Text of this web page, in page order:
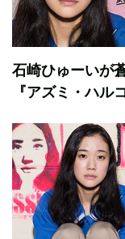
石崎ひゅーいが
『アズミ・ハル